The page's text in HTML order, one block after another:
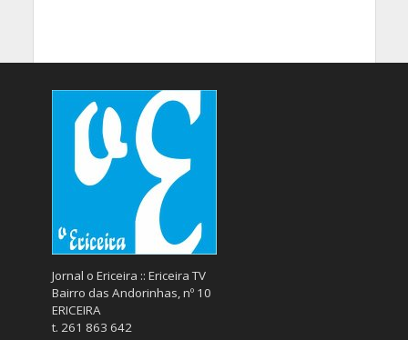
Jornal o Ericeira :: Ericeira TV
Bairro das Andorinhas, nº 10
ERICEIRA
t. 261 863 642